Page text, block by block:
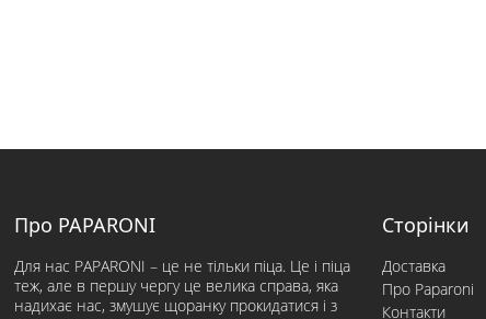
Про PAPARONI
Для нас PAPARONI – це не тільки піца. Це і піца
теж, але в першу чергу це велика справа, яка
надихає нас, змушує щоранку прокидатися і з
Сторінки
Доставка
Про Paparoni
Контакти